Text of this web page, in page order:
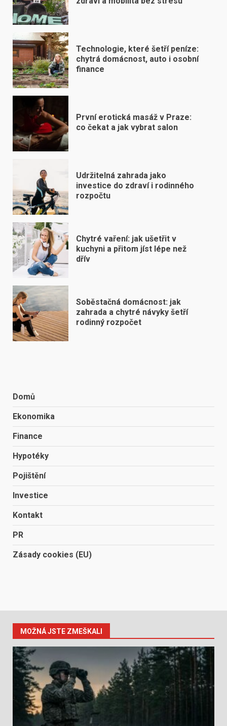
Technologie, které šetří peníze:
chytrá domácnost, auto i osobní
finance
První erotická masáž v Praze:
co čekat a jak vybrat salon
Udržitelná zahrada jako
investice do zdraví i rodinného
rozpočtu
Chytré vaření: jak ušetřit v
kuchyni a přitom jíst lépe než
dřív
Soběstačná domácnost: jak
zahrada a chytré návyky šetří
rodinný rozpočet
Domů
Ekonomika
Finance
Hypotéky
Pojištění
Investice
Kontakt
PR
Zásady cookies (EU)
MOŽNÁ JSTE ZMEŠKALI